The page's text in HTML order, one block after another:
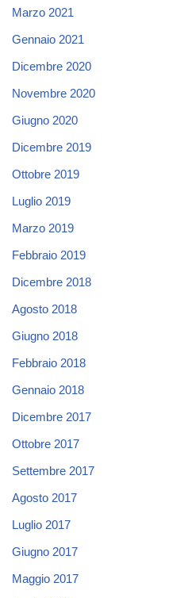
Marzo 2021
Gennaio 2021
Dicembre 2020
Novembre 2020
Giugno 2020
Dicembre 2019
Ottobre 2019
Luglio 2019
Marzo 2019
Febbraio 2019
Dicembre 2018
Agosto 2018
Giugno 2018
Febbraio 2018
Gennaio 2018
Dicembre 2017
Ottobre 2017
Settembre 2017
Agosto 2017
Luglio 2017
Giugno 2017
Maggio 2017